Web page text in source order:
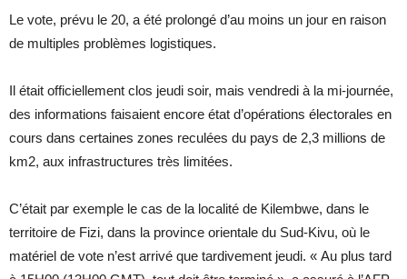
Le vote, prévu le 20, a été prolongé d’au moins un jour en raison
de multiples problèmes logistiques.
Il était officiellement clos jeudi soir, mais vendredi à la mi-journée,
des informations faisaient encore état d’opérations électorales en
cours dans certaines zones reculées du pays de 2,3 millions de
km2, aux infrastructures très limitées.
C’était par exemple le cas de la localité de Kilembwe, dans le
territoire de Fizi, dans la province orientale du Sud-Kivu, où le
matériel de vote n’est arrivé que tardivement jeudi. « Au plus tard